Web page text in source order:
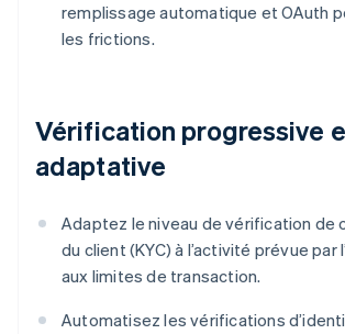
remplissage automatique et OAuth
les frictions.
Vérification progressive
adaptative
Adaptez le niveau de vérification de
du client (KYC) à l’activité prévue par
aux limites de transaction.
Automatisez les vérifications